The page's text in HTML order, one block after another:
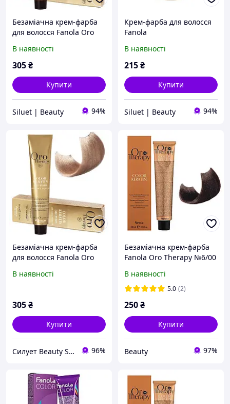
Безаміачна крем-фарба
для волосся Fanola Oro
В наявності
305₴
Купити
Siluet | Beauty 94%
Крем-фарба для волосся
Fanola
В наявності
215₴
Купити
Siluet | Beauty 94%
Безаміачна крем-фарба
для волосся Fanola Oro
В наявності
305₴
Купити
Силует Beauty Shop 96%
Безаміачна крем-фарба
Fanola Oro Therapy №6/00
блонд, 100 мл
В наявності
5.0 (2)
250₴
Купити
Beauty 97%